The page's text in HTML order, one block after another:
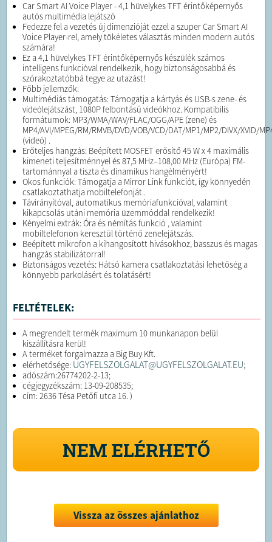
Car Smart AI Voice Player - 4,1 hüvelykes TFT érintőképernyős
autós multimédia lejátszó
Fedezze fel a vezetés új dimenzióját ezzel a szuper Car Smart AI
Voice Player-rel, amely tökéletes választás minden modern autós
számára!
Ez a 4,1 hüvelykes TFT érintőképernyős készülék számos
intelligens funkcióval rendelkezik, hogy biztonságosabbá és
szórakoztatóbbá tegye az utazást!
Főbb jellemzők:
Multimédiás támogatás: Támogatja a kártyás és USB-s zene- és
videólejátszást, 1080P felbontású videókhoz. Kompatibilis
formátumok: MP3/WMA/WAV/FLAC/OGG/APE (zene) és
MP4/AVI/MPEG/RM/RMVB/DVD/VOB/VCD/DAT/MP1/MP2/DIVX/XVID/
(videó) .
Erőteljes hangzás: Beépített MOSFET erősítő 45 W x 4 maximális
kimeneti teljesítménnyel és 87,5 MHz–108,00 MHz (Európa) FM-
tartománnyal a tiszta és dinamikus hangélményért!
Okos funkciók: Támogatja a Mirror Link funkciót, így könnyedén
csatlakoztathatja mobiltelefonját .
Távirányítóval, automatikus memóriafunkcióval, valamint
kikapcsolás utáni memória üzemmóddal rendelkezik!
Kényelmi extrák: Óra és némítás funkció , valamint
mobiltelefonon keresztül történő zenelejátszás.
Beépített mikrofon a kihangosított hívásokhoz, basszus és magas
hangzás stabilizátorral!
Biztonságos vezetés: Hátsó kamera csatlakoztatási lehetőség a
könnyebb parkolásért és tolatásért!
FELTÉTELEK:
A megrendelt termék maximum 10 munkanapon belül
kiszállításra kerül!
A terméket forgalmazza a Big Buy Kft.
elérhetősége: UGYFELSZOLGALAT@UGYFELSZOLGALAT.EU;
adószám:26774202-2-13;
cégjegyzékszám: 13-09-208535;
cím: 2636 Tésa Petőfi utca 16. )
NEM ELÉRHETŐ
Vissza az összes ajánlathoz